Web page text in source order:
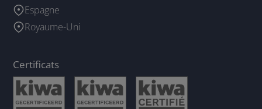
Espagne
Royaume-Uni
Certificats